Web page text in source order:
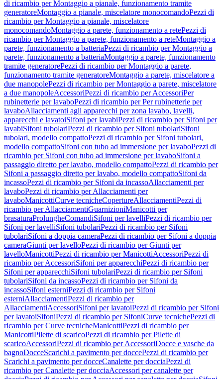
di ricambio per Montaggio a pianale, funzionamento tramite
generatoreMontaggio a pianale, miscelatore monocomandoPezzi di
ricambio per Montaggio a pianale, miscelatore
monocomandoMontaggio a parete, funzionamento a retePezzi di
ricambio per Montaggio a parete, funzionamento a reteMontaggio a
parete, funzionamento a batteriaPezzi di ricambio per Montaggio a
parete, funzionamento a batteriaMontaggio a parete, funzionamento
tramite generatorePezzi di ricambio per Montaggio a parete,
funzionamento tramite generatoreMontaggio a parete, miscelatore a
due manopolePezzi di ricambio per Montaggio a parete, miscelatore
a due manopoleAccessoriPezzi di ricambio per AccessoriPer
rubinetterie per lavaboPezzi di ricambio per Per rubinetterie per
lavaboAllacciamenti agli apparecchi per zona lavabo, lavelli,
apparecchi e lavatoiSifoni per lavabiPezzi di ricambio per Sifoni per
lavabiSifoni tubolariPezzi di ricambio per Sifoni tubolariSifoni
tubolari, modello compattoPezzi di ricambio per Sifoni tubolari,
modello compattoSifoni con tubo ad immersione per lavaboPezzi di
ricambio per Sifoni con tubo ad immersione per lavaboSifoni a
passaggio diretto per lavabo, modello compattoPezzi di ricambio per
Sifoni a passaggio diretto per lavabo, modello compattoSifoni da
incassoPezzi di ricambio per Sifoni da incassoAllacciamenti per
lavaboPezzi di ricambio per Allacciamenti per
lavaboManicottiCurve tecnicheCopertureAllacciamentiPezzi di
ricambio per AllacciamentiGuarnizioniManicotti per
brasaturaProlungheComandiSifoni per lavelliPezzi di ricambio per
Sifoni per lavelliSifoni tubolariPezzi di ricambio per Sifoni
tubolariSifoni a doppia cameraPezzi di ricambio per Sifoni a doppia
cameraGiunti per lavelloPezzi di ricambio per Giunti per
lavelloManicottiPezzi di ricambio per ManicottiAccessoriPezzi di
ricambio per AccessoriSifoni per apparecchiPezzi di ricambio per
Sifoni per apparecchiSifoni tubolariPezzi di ricambio per Sifoni
tubolariSifoni da incassoPezzi di ricambio per Sifoni da
incassoSifoni esterniPezzi di ricambio per Sifoni
esterniAllacciamentiPezzi di ricambio per
AllacciamentiAccessoriSifoni per lavatoiPezzi di ricambio per Sifoni
per lavatoiSifoniPezzi di ricambio per SifoniCurve tecnichePezzi di
ricambio per Curve tecnicheManicottiPezzi di ricambio per
ManicottiPilette di scaricoPezzi di ricambio per Pilette di
scaricoAccessoriPezzi di ricambio per AccessoriDocce e vasche da
bagnoDocceScarichi a pavimento per doccePezzi di ricambio per
Scarichi a pavimento per docceCanalette per docciaPezzi di
ricambio per Canalette per docciaAccessori per canalette per